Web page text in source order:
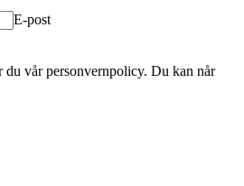
E-post
du vår personvernpolicy. Du kan når